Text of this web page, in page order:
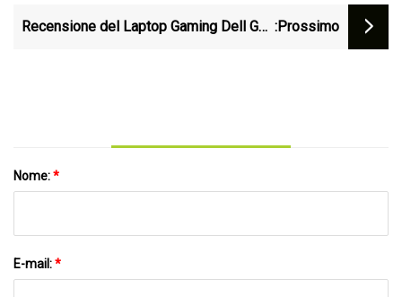
ecco Axl Jack
Recensione del Laptop Gaming Dell G15 :Prossimo
Nome:*
E-mail:*